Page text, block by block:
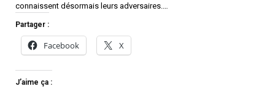
connaissent désormais leurs adversaires.…
Partager :
Facebook X
J’aime ça :